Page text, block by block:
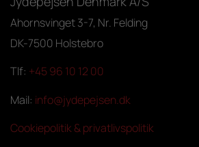
Ahornsvinget 3-7, Nr. Felding
DK-7500 Holstebro
Tlf: +45 96 10 12 00
Mail: info@jydepejsen.dk
Cookiepolitik & privatlivspolitik